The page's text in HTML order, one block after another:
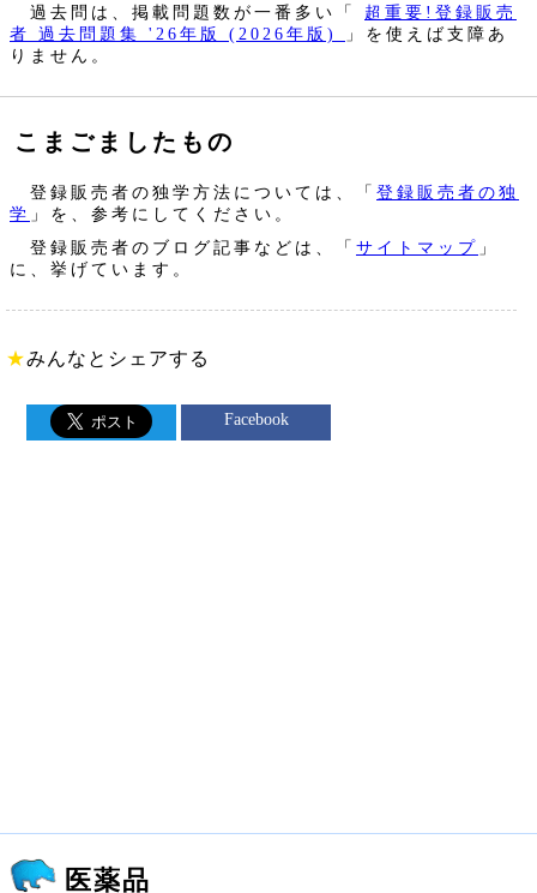
過去問は、掲載問題数が一番多い「
超重要!登録販売
者 過去問題集 '26年版 (2026年版)
」を使えば支障あ
りません。
こまごましたもの
登録販売者の独学方法については、「 登録販売者の独
学 」を、参考にしてください。
登録販売者のブログ記事などは、「 サイトマップ 」
に、挙げています。
★みんなとシェアする
Facebook
医薬品